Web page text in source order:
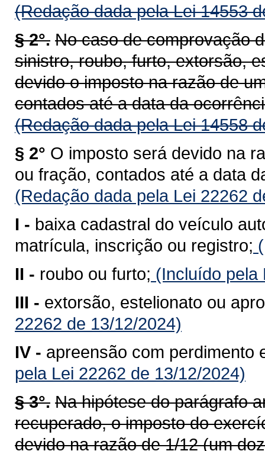
(Redação dada pela Lei 14553
§ 2°. No caso de comprovação
sinistro, roubo, furto, extorsão,
devido o imposto na razão de
contados até a data da
(Redação dada pela Lei 14558
§ 2° O imposto será devido na
ou fração, contados até a data
(Redação dada pela Lei 22262
I - baixa cadastral do veículo
matrícula, inscrição ou registro;
II - roubo ou furto; (Incluído pela
III - extorsão, estelionato ou
22262 de 13/12/2024)
IV - apreensão com perdimento
pela Lei 22262 de 13/12/2024)
§ 3°. Na hipótese do parágrafo
recuperado, o imposto do
devido na razão de 1/12 (um